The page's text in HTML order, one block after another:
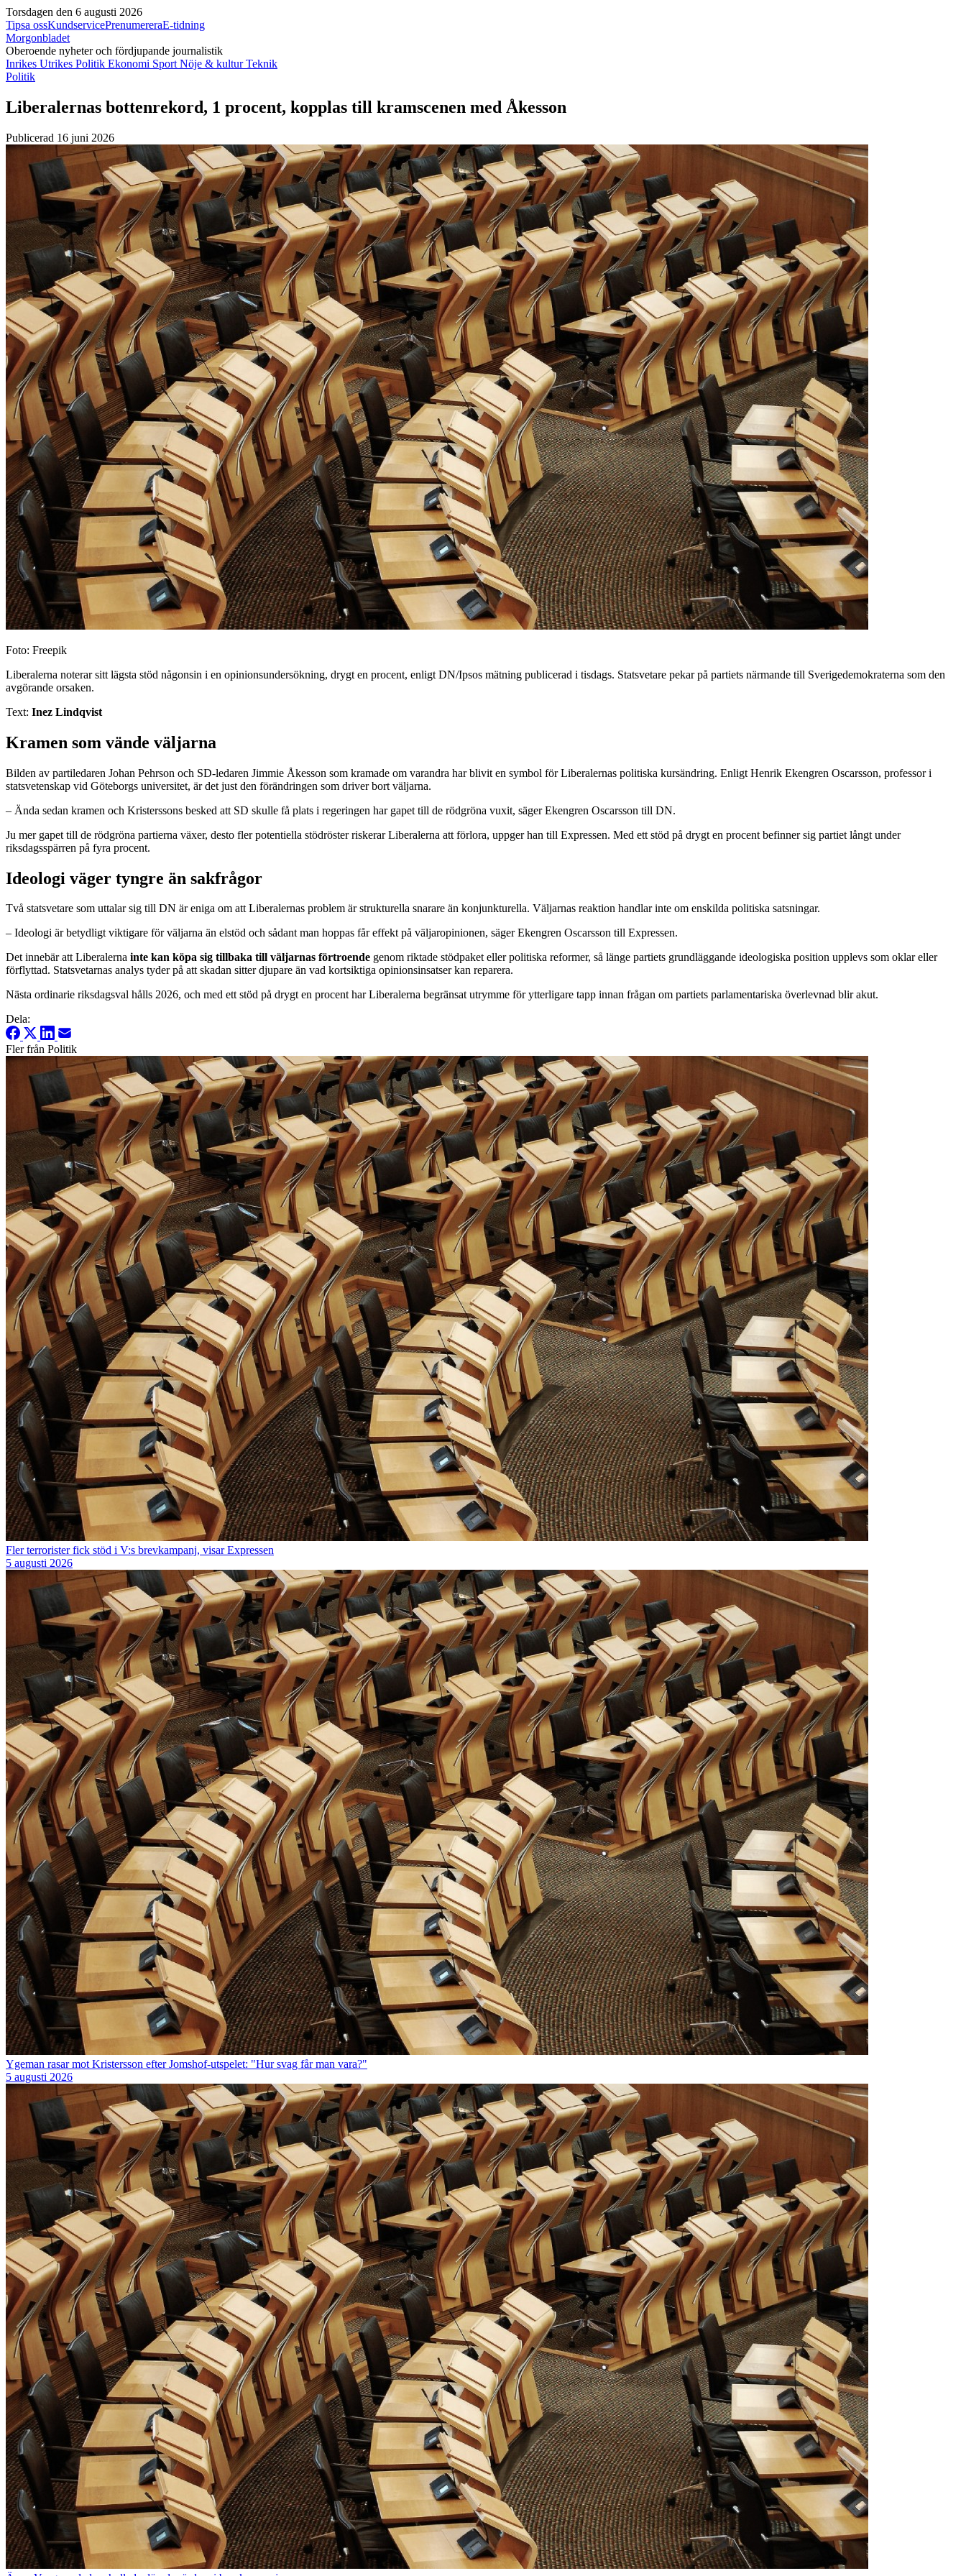
Torsdagen den 6 augusti 2026
Tipsa ossKundservicePrenumereraE-tidning
Morgonbladet
Oberoende nyheter och fördjupande journalistik
Inrikes Utrikes Politik Ekonomi Sport Nöje & kulturTeknik
Politik
Liberalernas bottenrekord, 1 procent, kopplas till kramscenen med Åkesson
Publicerad 16 juni 2026
Foto: Freepik
Liberalerna noterar sitt lägsta stöd någonsin i en opinionsundersökning, drygt en procent, enligt DN/Ipsos mätning publicerad i tisdags. Statsvetare pekar på partiets närmande till Sverigedemokraterna som den
avgörande orsaken.
Text: Inez Lindqvist
Kramen som vände väljarna
Bilden av partiledaren Johan Pehrson och SD-ledaren Jimmie Åkesson som kramade om varandra har blivit en symbol för Liberalernas politiska kursändring. Enligt Henrik Ekengren Oscarsson, professor i
statsvetenskap vid Göteborgs universitet, är det just den förändringen som driver bort väljarna.
– Ända sedan kramen och Kristerssons besked att SD skulle få plats i regeringen har gapet till de rödgröna vuxit, säger Ekengren Oscarsson till DN.
Ju mer gapet till de rödgröna partierna växer, desto fler potentiella stödröster riskerar Liberalerna att förlora, uppger han till Expressen. Med ett stöd på drygt en procent befinner sig partiet långt under
riksdagsspärren på fyra procent.
Ideologi väger tyngre än sakfrågor
Två statsvetare som uttalar sig till DN är eniga om att Liberalernas problem är strukturella snarare än konjunkturella. Väljarnas reaktion handlar inte om enskilda politiska satsningar.
– Ideologi är betydligt viktigare för väljarna än elstöd och sådant man hoppas får effekt på väljaropinionen, säger Ekengren Oscarsson till Expressen.
Det innebär att Liberalerna inte kan köpa sig tillbaka till väljarnas förtroende genom riktade stödpaket eller politiska reformer, så länge partiets grundläggande ideologiska position upplevs som oklar eller
förflyttad. Statsvetarnas analys tyder på att skadan sitter djupare än vad kortsiktiga opinionsinsatser kan reparera.
Nästa ordinarie riksdagsval hålls 2026, och med ett stöd på drygt en procent har Liberalerna begränsat utrymme för ytterligare tapp innan frågan om partiets parlamentariska överlevnad blir akut.
Dela:
Fler från Politik
Fler terrorister fick stöd i V:s brevkampanj, visar Expressen
5 augusti 2026
Ygeman rasar mot Kristersson efter Jomshof-utspelet: "Hur svag får man vara?"
5 augusti 2026